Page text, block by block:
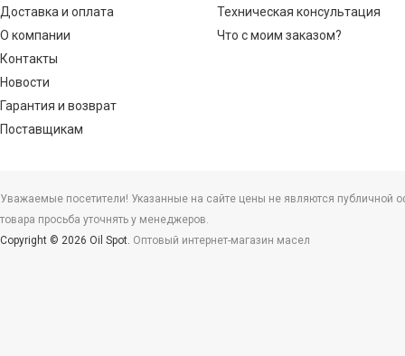
Доставка и оплата
О компании
Контакты
Новости
Гарантия и возврат
Поставщикам
Техническая консультация
Что с моим заказом?
Уважаемые посетители! Указанные на сайте цены не являются публичной
товара просьба уточнять у менеджеров.
Copyright © 2026 Oil Spot. Оптовый интернет-магазин масел